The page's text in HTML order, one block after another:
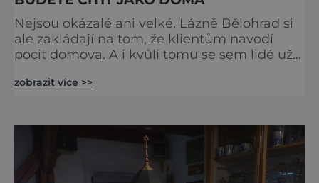
Nejsou okázalé ani velké. Lázně Bělohrad si
ale zakládají na tom, že klientům navodí
pocit domova. A i kvůli tomu se sem lidé už
lázeňské koncerty ani velkolepé akce.
nevšimne, ani se jí kolonáda vlastně neříká.
zobrazit více >>